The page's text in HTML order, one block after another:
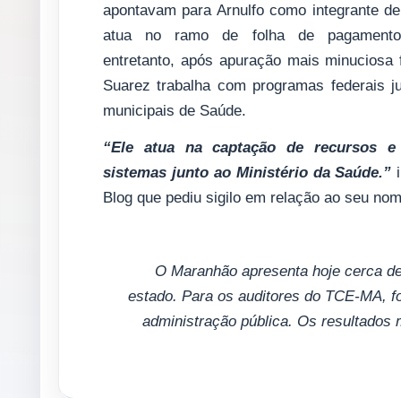
apontavam para Arnulfo como integrante
atua no ramo de folha de
entretanto, após apuração mais minuciosa
Suarez trabalha com programas federais
municipais de Saúde.
“Ele atua na captação de recursos e
sistemas junto ao Ministério da Saúde.”
Blog que pediu sigilo em relação ao seu
O Maranhão apresenta hoje cerca
estado. Para os auditores do TCE-MA,
administração pública. Os resultados